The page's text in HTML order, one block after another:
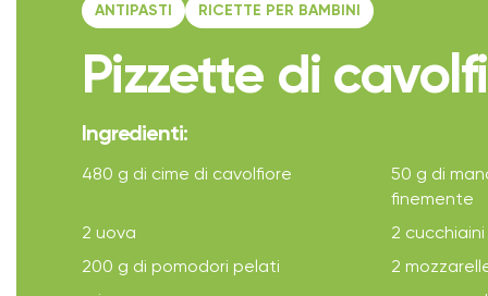
ANTIPASTI RICETTE PER BAMBINI
Pizzette di
Ingredienti:
480 g di cime di cavolfiore
50 g di
finemente
2 uova
2
200 g di pomodori pelati
2